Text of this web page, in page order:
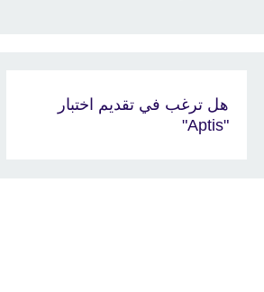
هل ترغب في تقديم اختبار
"Aptis"